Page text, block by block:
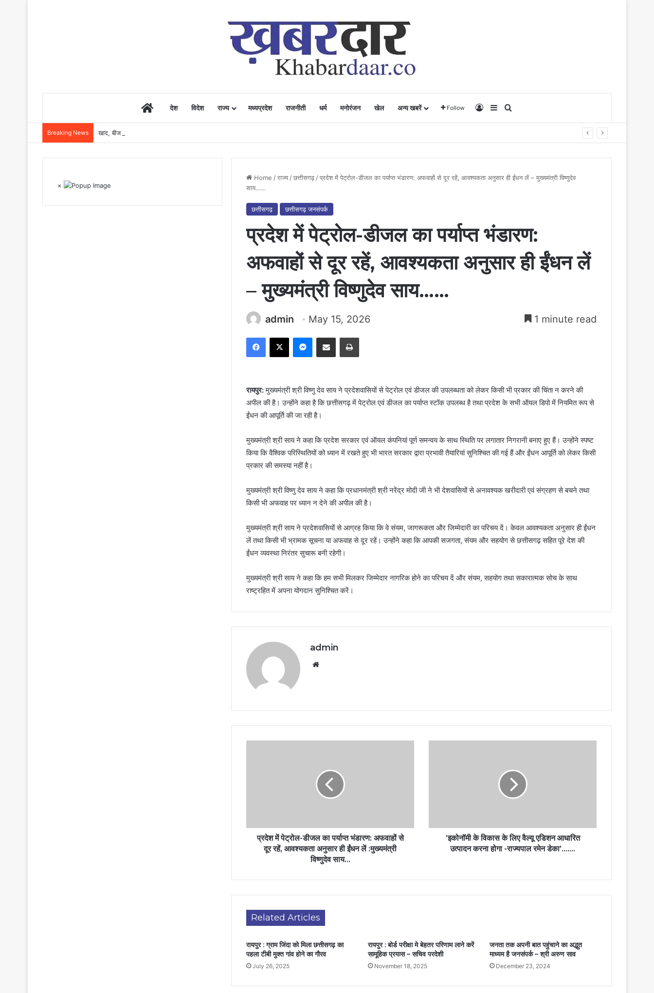
Homeदेश विदेश राज्य मध्यप्रदेश राजनीती धर्म मनोरंजन खेल अन्य खबरें Follow Log InSidebar
Breaking News खाद, बीज और उर्वरकों की समय पर उपलब्धता से किसानों में उत्साह, नैनो डीएपी और नैनो यूरिया बने किसानों के भरोसेमंद कृषि साथी…..
Home /राज्य /छत्तीसगढ़ /प्रदेश में पेट्रोल-डीजल का पर्याप्त भंडारण: अफवाहों से दूर रहें, आवश्यकता अनुसार ही ईंधन लें – मुख्यमंत्री विष्णुदेव
साय……
छत्तीसगढ़ छत्तीसगढ़ जनसंपर्क
प्रदेश में पेट्रोल-डीजल का पर्याप्त भंडारण:
अफवाहों से दूर रहें, आवश्यकता अनुसार ही ईंधन लें
– मुख्यमंत्री विष्णुदेव साय……
admin May 15, 2026 1 minute read
Facebook
X Messenger
Share via Email Print
रायपुर:मुख्यमंत्री श्री विष्णु देव साय ने प्रदेशवासियों से पेट्रोल एवं डीजल की उपलब्धता को लेकर किसी भी प्रकार की चिंता न करने की
अपील की है। उन्होंने कहा है कि छत्तीसगढ़ में पेट्रोल एवं डीजल का पर्याप्त स्टॉक उपलब्ध है तथा प्रदेश के सभी ऑयल डिपो में नियमित रूप से
ईंधन की आपूर्ति की जा रही है।
मुख्यमंत्री श्री साय ने कहा कि प्रदेश सरकार एवं ऑयल कंपनियां पूर्ण समन्वय के साथ स्थिति पर लगातार निगरानी बनाए हुए हैं। उन्होंने स्पष्ट
किया कि वैश्विक परिस्थितियों को ध्यान में रखते हुए भी भारत सरकार द्वारा प्रभावी तैयारियां सुनिश्चित की गई हैं और ईंधन आपूर्ति को लेकर किसी
प्रकार की समस्या नहीं है।
मुख्यमंत्री श्री विष्णु देव साय ने कहा कि प्रधानमंत्री श्री नरेंद्र मोदी जी ने भी देशवासियों से अनावश्यक खरीदारी एवं संग्रहण से बचने तथा
किसी भी अफवाह पर ध्यान न देने की अपील की है।
मुख्यमंत्री श्री साय ने प्रदेशवासियों से आग्रह किया कि वे संयम, जागरूकता और जिम्मेदारी का परिचय दें। केवल आवश्यकता अनुसार ही ईंधन
लें तथा किसी भी भ्रामक सूचना या अफवाह से दूर रहें। उन्होंने कहा कि आपकी सजगता, संयम और सहयोग से छत्तीसगढ़ सहित पूरे देश की
ईंधन व्यवस्था निरंतर सुचारू बनी रहेगी।
मुख्यमंत्री श्री साय ने कहा कि हम सभी मिलकर जिम्मेदार नागरिक होने का परिचय दें और संयम, सहयोग तथा सकारात्मक सोच के साथ
राष्ट्रहित में अपना योगदान सुनिश्चित करें।
admin
प्रदेश में पेट्रोल-डीजल का पर्याप्त भंडारण: अफवाहों से
दूर रहें, आवश्यकता अनुसार ही ईंधन लें :मुख्यमंत्री
विष्णुदेव साय…
’इकोनॉमी के विकास के लिए वैल्यू एडिशन आधारित
उत्पादन करना होगा -राज्यपाल रमेन डेका’…….
Related Articles
रायपुर : ग्राम जिंदा को मिला छत्तीसगढ़ का
पहला टीबी मुक्त गांव होने का गौरव
July 26, 2025
रायपुर : बोर्ड परीक्षा मे बेहतर परिणाम लाने करें
सामूहिक प्रयास – सचिव परदेशी
November 18, 2025
जनता तक अपनी बात पहुंचाने का अद्भुत
माध्यम है जनसंपर्क – श्री अरुण साव
December 23, 2024
×